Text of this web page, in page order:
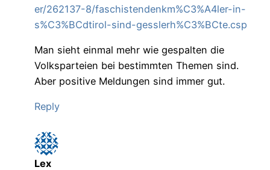
er/262137-8/faschistendenkm%C3%A4ler-in-
s%C3%BCdtirol-sind-gesslerh%C3%BCte.csp
Man sieht einmal mehr wie gespalten die
Volksparteien bei bestimmten Themen sind.
Aber positive Meldungen sind immer gut.
Reply
Lex